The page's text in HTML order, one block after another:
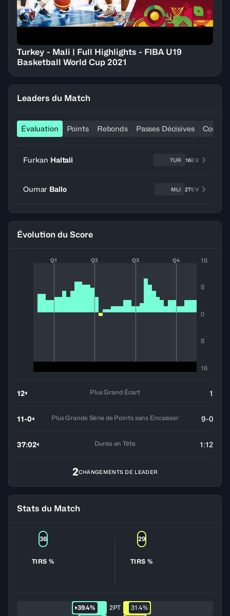
Turkey - Mali | Full Highlights - FIBA U19
Basketball World Cup 2021
Leaders du Match
Évaluation Points Rebonds Passes Décisives Contres
Furkan Haltali TUR 16EV
Oumar Ballo MLI 27EV
Évolution du Score
Q1 Q2 Q3 Q4 16
8
0
8
16
12 Plus Grand Écart 1
11-0 Plus Grande Série de Points sans Encaisser 9-0
37:02 Durée en Tête 1:12
2CHANGEMENTS DE LEADER
Stats du Match
TIRS %
36
TIRS %
29
39.4% 2PT
31.4%